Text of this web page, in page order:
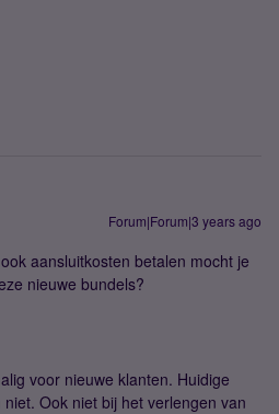
Forum|Forum|3 years ago
aansluitkosten betalen mocht je
nieuwe bundels?
voor nieuwe klanten. Huidige
Ook niet bij het verlengen van